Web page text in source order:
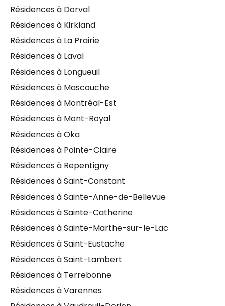
Résidences à Dorval
Résidences à Kirkland
Résidences à La Prairie
Résidences à Laval
Résidences à Longueuil
Résidences à Mascouche
Résidences à Montréal-Est
Résidences à Mont-Royal
Résidences à Oka
Résidences à Pointe-Claire
Résidences à Repentigny
Résidences à Saint-Constant
Résidences à Sainte-Anne-de-Bellevue
Résidences à Sainte-Catherine
Résidences à Sainte-Marthe-sur-le-Lac
Résidences à Saint-Eustache
Résidences à Saint-Lambert
Résidences à Terrebonne
Résidences à Varennes